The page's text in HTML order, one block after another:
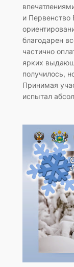
и Первенство
благодарен
частично
ярких
получилось,
Принимая
испытал